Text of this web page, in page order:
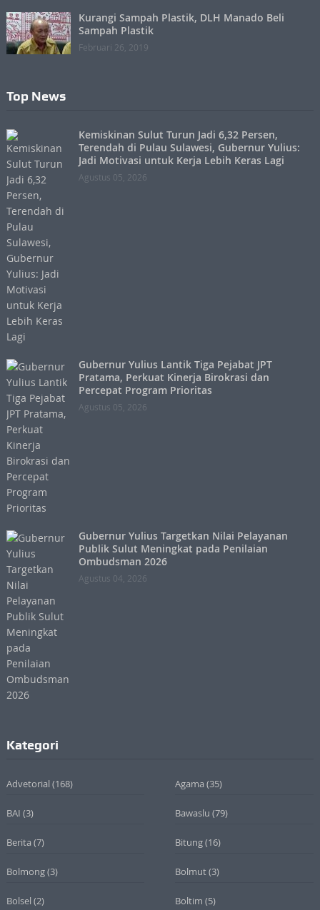
Kurangi Sampah Plastik, DLH Manado Beli
Sampah Plastik
Februari 26, 2019
Top News
Kemiskinan Sulut Turun Jadi 6,32 Persen,
Terendah di Pulau Sulawesi, Gubernur Yulius:
Jadi Motivasi untuk Kerja Lebih Keras Lagi
Agustus 05, 2026
Gubernur Yulius Lantik Tiga Pejabat JPT
Pratama, Perkuat Kinerja Birokrasi dan
Percepat Program Prioritas
Agustus 05, 2026
Gubernur Yulius Targetkan Nilai Pelayanan
Publik Sulut Meningkat pada Penilaian
Ombudsman 2026
Agustus 04, 2026
Kategori
Advetorial (168) Agama (35)
BAI (3) Bawaslu (79)
Berita (7) Bitung(16)
Bolmong(3) Bolmut(3)
Bolsel (2) Boltim (5)